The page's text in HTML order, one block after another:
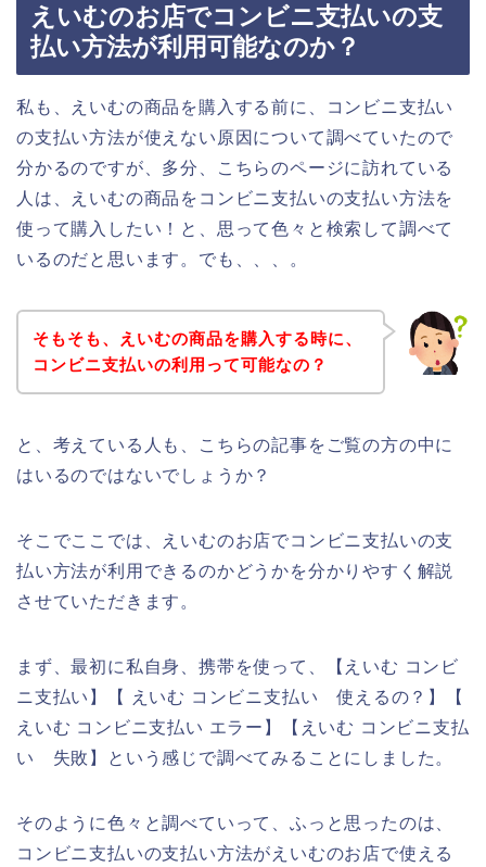
えいむのお店でコンビニ支払いの支
払い方法が利用可能なのか？
私も、えいむの商品を購入する前に、コンビニ支払い
の支払い方法が使えない原因について調べていたので
分かるのですが、多分、こちらのページに訪れている
人は、えいむの商品をコンビニ支払いの支払い方法を
使って購入したい！と、思って色々と検索して調べて
いるのだと思います。でも、、、。
そもそも、えいむの商品を購入する時に、
コンビニ支払いの利用って可能なの？
と、考えている人も、こちらの記事をご覧の方の中に
はいるのではないでしょうか？
そこでここでは、えいむのお店でコンビニ支払いの支
払い方法が利用できるのかどうかを分かりやすく解説
させていただきます。
まず、最初に私自身、携帯を使って、【えいむ コンビ
ニ支払い】【 えいむ コンビニ支払い 使えるの？】【
えいむ コンビニ支払い エラー】【えいむ コンビニ支払
い 失敗】という感じで調べてみることにしました。
そのように色々と調べていって、ふっと思ったのは、
コンビニ支払いの支払い方法がえいむのお店で使える